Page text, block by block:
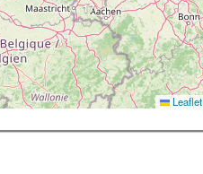
17
Leaflet